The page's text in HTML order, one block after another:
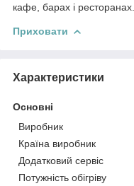
кафе, барах і ресторанах.
Приховати
Характеристики
Основні
Виробник
Країна виробник
Додатковий сервіс
Потужність обігріву